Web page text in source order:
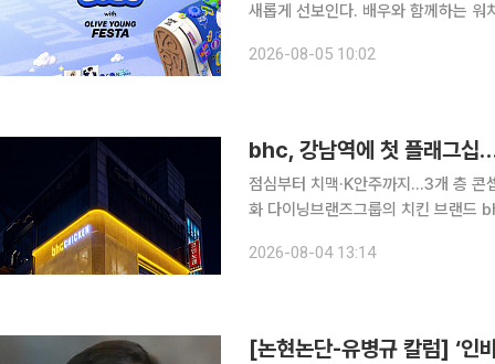
새롭게 선보인다. 배우와 함께하는 워
LA 2026’에는 올해 신설돼 ‘KCON
2026-08-05 10:02
bhc, 강남역에 첫 플래그십
점심부터 치맥·K안주까지…3개 층 콘
화 다이닝브랜즈그룹의 치킨 브랜드 bhc는 브랜드 최초 플래그십 스토어인 강남역점을 정식 개점
녁 모임까지 하루 종일 이용할 수 있
2026-08-04 13:14
[논현논단-유병규 칼럼] ‘인